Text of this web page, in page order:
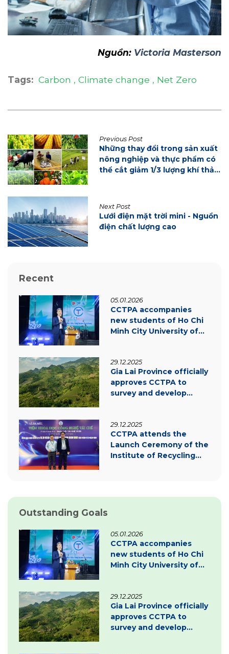
Nguồn: Victoria Masterson
Tags: Carbon Climate change Net Zero
Previous Post
Những thay đổi trong sản xuất
nông nghiệp và thực phẩm có
thể cắt giảm 1/3 lượng khí thải
Next Post
Lưới điện mặt trời mini - Nguồn
điện chất lượng cao
Recent
05.01.2026
CCTPA accompanies
new students of Ho Chi
Minh City University of
transition
29.12.2025
Gia Lai Province officially
approves CCTPA to
survey and develop
29.12.2025
CCTPA attends the
Launch Ceremony of the
Institute of Recycling
Outstanding Goals
05.01.2026
CCTPA accompanies
new students of Ho Chi
Minh City University of
transition
29.12.2025
Gia Lai Province officially
approves CCTPA to
survey and develop